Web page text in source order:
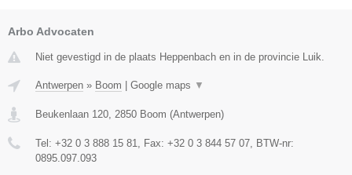
Arbo Advocaten
Niet gevestigd in de plaats Heppenbach en in de provincie Luik.
Antwerpen » Boom | Google maps ▼
Beukenlaan 120 2850 Boom (Antwerpen)
Tel: +32 0 3 888 15 81 , Fax: +32 0 3 844 57 07 , BTW-nr:
0895.097.093